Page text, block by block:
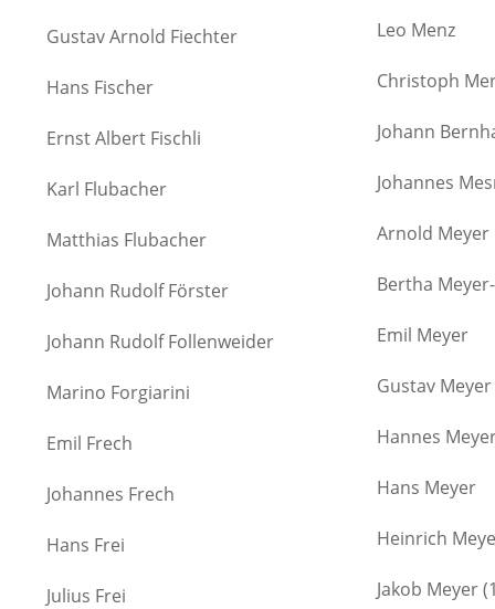
Gustav Arnold Fiechter
Hans Fischer
Ernst Albert Fischli
Karl Flubacher
Matthias Flubacher
Johann Rudolf Förster
Johann Rudolf Follenweider
Marino Forgiarini
Emil Frech
Johannes Frech
Hans Frei
Julius Frei
Leo Menz
Christoph
Johann
Johannes
Arnold Meyer
Bertha
Emil Meyer
Gustav Meyer
Hannes
Hans Meyer
Heinrich
Jakob Meyer